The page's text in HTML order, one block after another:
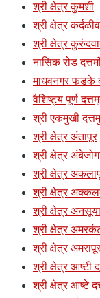
श्री क्षेत्र कुमशी
श्री क्षेत्र
श्री क्षेत्र
नासिक रोड
माधवनगर फडके
वैशिष्ट्य पूर्ण
श्री एकमुखी
श्री क्षेत्र अंतापूर
श्री क्षेत्र
श्री क्षेत्र
श्री क्षेत्र
श्री क्षेत्र
श्री क्षेत्र
श्री क्षेत्र
श्री क्षेत्र आष्टी
श्री क्षेत्र आष्टे